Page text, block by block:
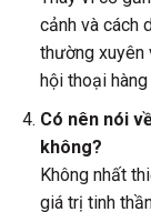
cảnh và cách
thường xuyên
hội thoại hàng
Có nên nói
không?
Không nhất
giá trị tinh